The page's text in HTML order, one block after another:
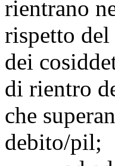
rientrano
rispetto
dei
di rientro
che
debito/pil;